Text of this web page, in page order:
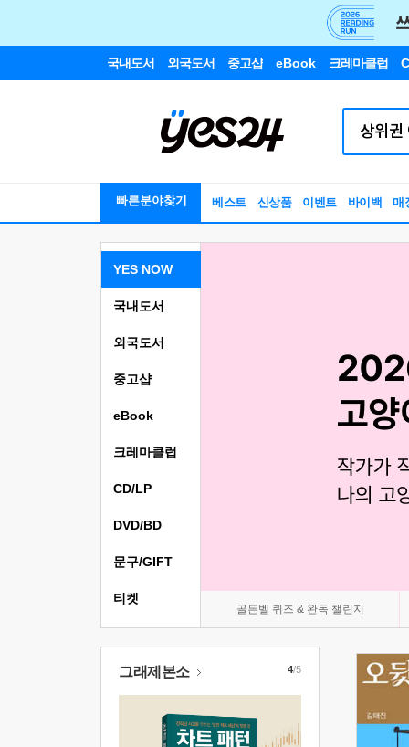
국내도서 외국도서 중고샵 eBook 크레마클럽
빠른분야찾기 베스트 신상품 이벤트 바이백 매
YES NOW
골든벨 퀴즈 & 완독 챌린지
국내도서
외국도서
중고샵
eBook
크레마클럽
CD/LP
DVD/BD
문구/GIFT
티켓
그래제본소 4/5